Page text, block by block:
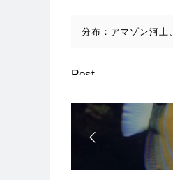
分布：アマゾン河上
Post